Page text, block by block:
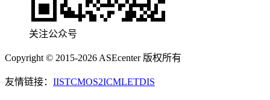
关注公众号
Copyright © 2015-2026 ASEcenter 版权所有
友情链接： IISTCMOS2ICMLETDIS